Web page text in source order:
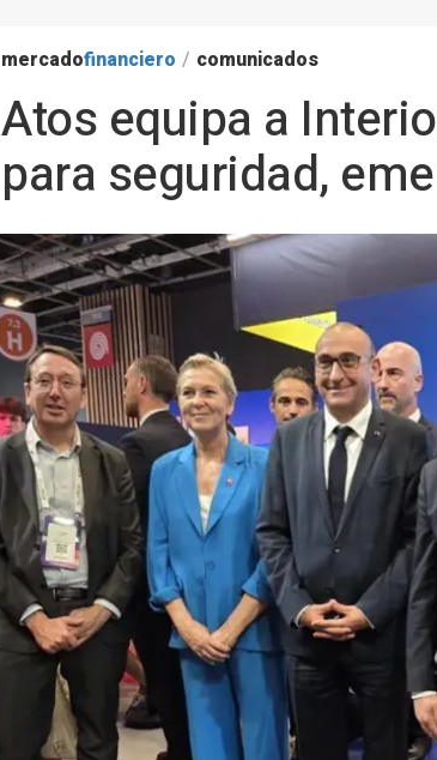
mercadofinanciero / comunicados
Atos equipa a
para seguridad,